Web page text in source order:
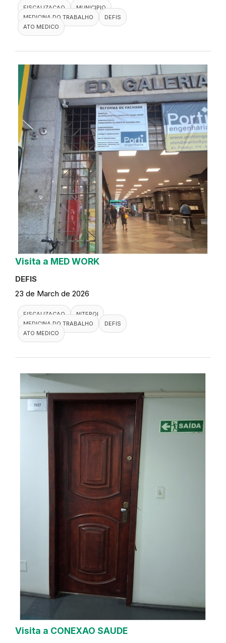
FISCALIZACAO
MUNICIPIO
MEDICINA DO TRABALHO
DEFIS
ATO MEDICO
Visita a MED WORK
DEFIS
23 de March de 2026
FISCALIZACAO
NITEROI
MEDICINA DO TRABALHO
DEFIS
ATO MEDICO
Visita a CONEXAO SAUDE